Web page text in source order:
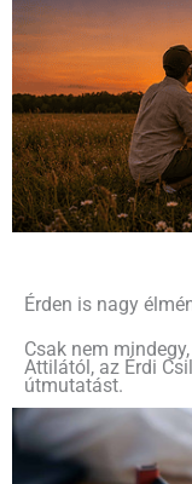
Érden is nagy
Csak nem
Attilától, az Érdi
útmutatást.